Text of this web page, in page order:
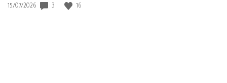
Date
15/07/2026 3 16